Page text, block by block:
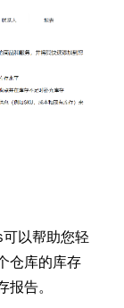
以帮助您轻
仓库的库存
告。